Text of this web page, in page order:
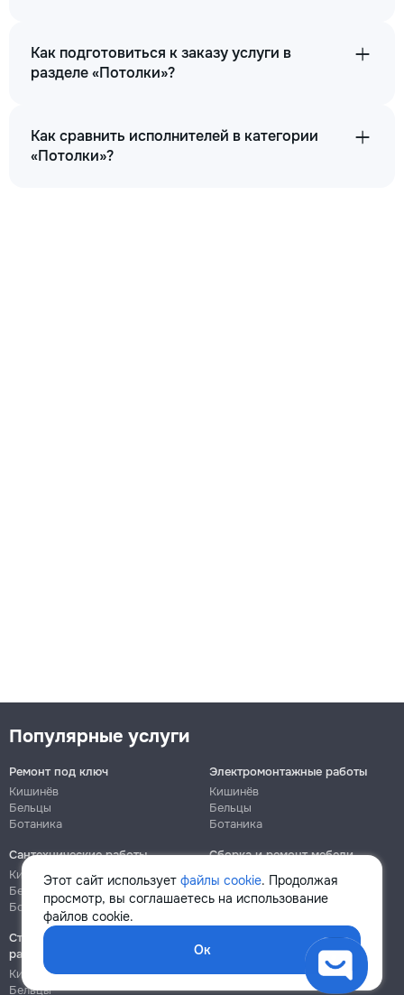
Как подготовиться к заказу услуги в
разделе «Потолки»?
Как сравнить исполнителей в категории
«Потолки»?
Этот сайт использует файлы cookie. Продолжая
просмотр, вы соглашаетесь на использование
файлов cookie.
Ок
Популярные услуги
Ремонт под ключ
Кишинёв
Бельцы
Ботаника
Электромонтажные работы
Кишинёв
Бельцы
Ботаника
Сантехнические работы
Кишинёв
Бельцы
Ботаника
Сборка и ремонт мебели
Кишинёв
Ботаника
Строительно-монтажные
работы
Кишинёв
Бельцы